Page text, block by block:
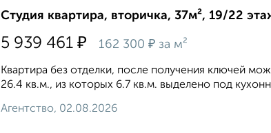
Студия квартира, вторичка, 37м², 19/22
5 939 461 ₽ 162 300 ₽ за м²
Квартира без отделки, после получения ключей
26.4 кв.м., из которых 6.7 кв.м. выделено под
Агентство, 02.08.2026